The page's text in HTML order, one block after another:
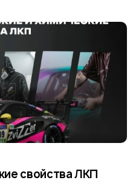
свойства ЛКП